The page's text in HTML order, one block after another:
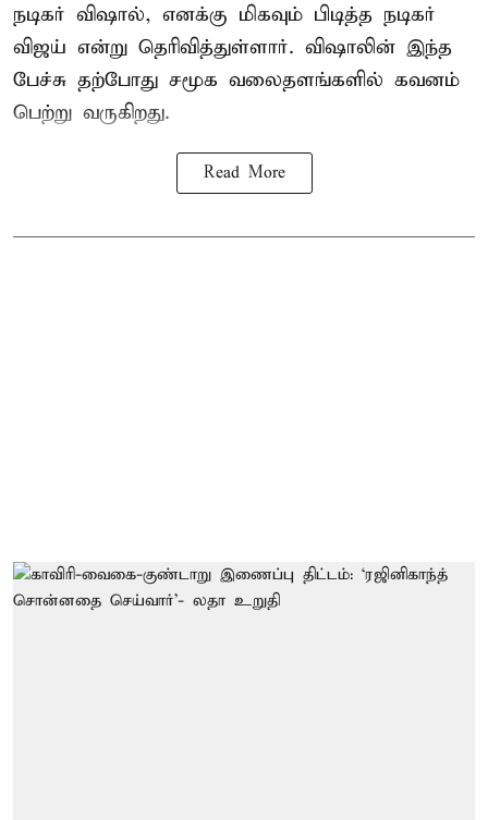
நடிகர் விஷால், எனக்கு மிகவும் பிடித்த நடிகர்
விஜய் என்று தெரிவித்துள்ளார். விஷாலின் இந்த
பேச்சு தற்போது சமூக வலைதளங்களில் கவனம்
பெற்று வருகிறது.
Read More